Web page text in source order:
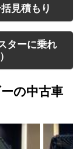
見積もり
ターに乗れ
の中古車